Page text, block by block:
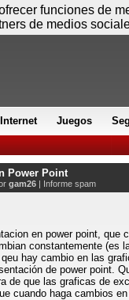
Internet Juegos
Power Point
gam26 | Informe spam
en power point, que
constantemente (es
hay cambio en las
de power point.
de que las graficas de
cuando haga cambios
funciones de
de medios